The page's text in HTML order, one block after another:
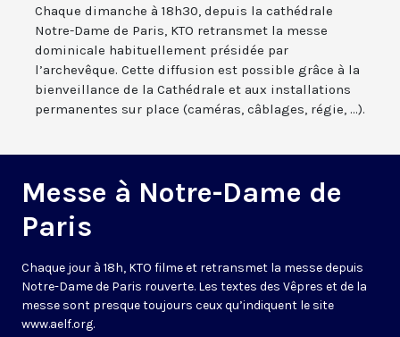
Chaque dimanche à 18h30, depuis la cathédrale
Notre-Dame de Paris, KTO retransmet la messe
dominicale habituellement présidée par
l’archevêque. Cette diffusion est possible grâce à la
bienveillance de la Cathédrale et aux installations
permanentes sur place (caméras, câblages, régie, ...).
Messe à Notre-Dame de
Paris
Chaque jour à 18h, KTO filme et retransmet la messe depuis
Notre-Dame de Paris rouverte. Les textes des Vêpres et de la
messe sont presque toujours ceux qu’indiquent le site
www.aelf.org.